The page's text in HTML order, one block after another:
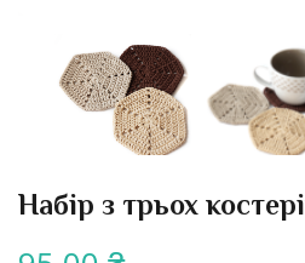
Набір з трьох